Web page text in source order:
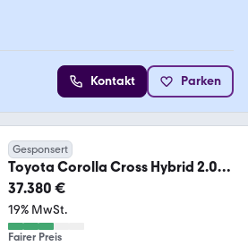
Kontakt Parken
Gesponsert
Toyota Corolla Cross Hybrid 2.0
Teamplayer *LED*el Heck
37.380 €
19% MwSt.
Fairer Preis